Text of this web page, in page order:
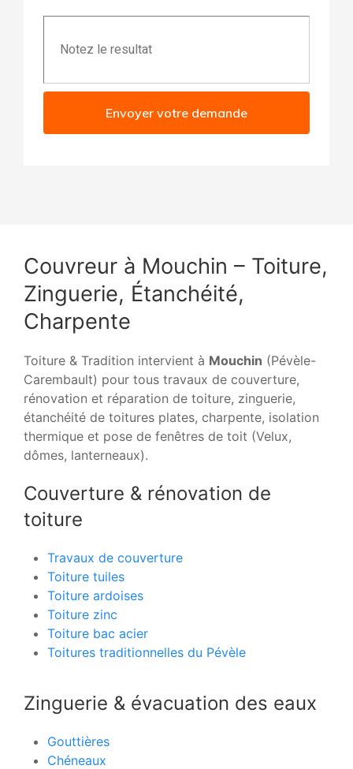
Envoyer votre demande
Couvreur à Mouchin – Toiture,
Zinguerie, Étanchéité,
Charpente
Toiture & Tradition intervient à Mouchin (Pévèle-
Carembault) pour tous travaux de couverture,
rénovation et réparation de toiture, zinguerie,
étanchéité de toitures plates, charpente, isolation
thermique et pose de fenêtres de toit (Velux,
dômes, lanterneaux).
Couverture & rénovation de
toiture
Travaux de couverture
Toiture tuiles
Toiture ardoises
Toiture zinc
Toiture bac acier
Toitures traditionnelles du Pévèle
Zinguerie & évacuation des eaux
Gouttières
Chéneaux